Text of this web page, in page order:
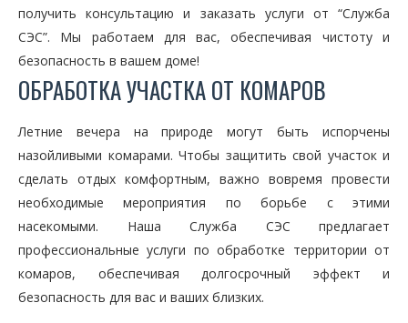
получить консультацию и заказать услуги от “Служба
СЭС”. Мы работаем для вас, обеспечивая чистоту и
безопасность в вашем доме!
ОБРАБОТКА УЧАСТКА ОТ КОМАРОВ
Летние вечера на природе могут быть испорчены
назойливыми комарами. Чтобы защитить свой участок и
сделать отдых комфортным, важно вовремя провести
необходимые мероприятия по борьбе с этими
насекомыми. Наша Служба СЭС предлагает
профессиональные услуги по обработке территории от
комаров, обеспечивая долгосрочный эффект и
безопасность для вас и ваших близких.